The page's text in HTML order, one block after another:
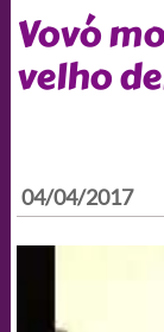
Vovó
velho
04/04/2017